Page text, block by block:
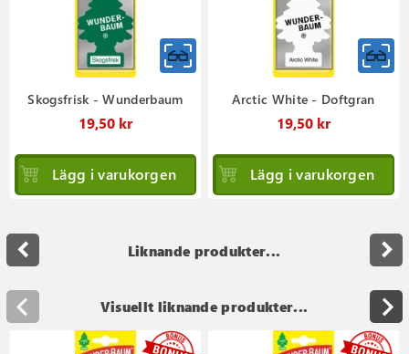
Skogsfrisk - Wunderbaum
19,50 kr
Lägg i varukorgen
Arctic White - Doftgran
19,50 kr
Lägg i varukorgen
Liknande produkter...
navigate_before navigate_next
Visuellt liknande produkter...